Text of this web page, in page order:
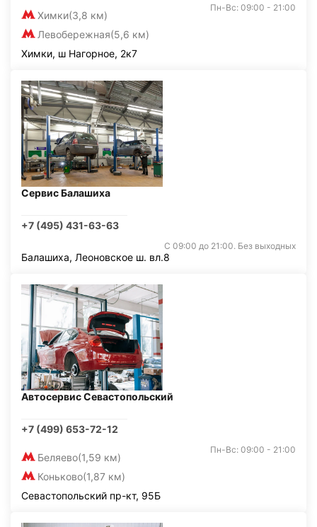
Химки(3,8 км)
Левобережная(5,6 км)
Пн-Вс: 09:00 - 21:00
Химки, ш Нагорное, 2к7
Сервис Балашиха
+7 (495) 431-63-63
С 09:00 до 21:00. Без выходных
Балашиха, Леоновское ш. вл.8
Автосервис Севастопольский
+7 (499) 653-72-12
Беляево(1,59 км)
Коньково(1,87 км)
Пн-Вс: 09:00 - 21:00
Севастопольский пр-кт, 95Б